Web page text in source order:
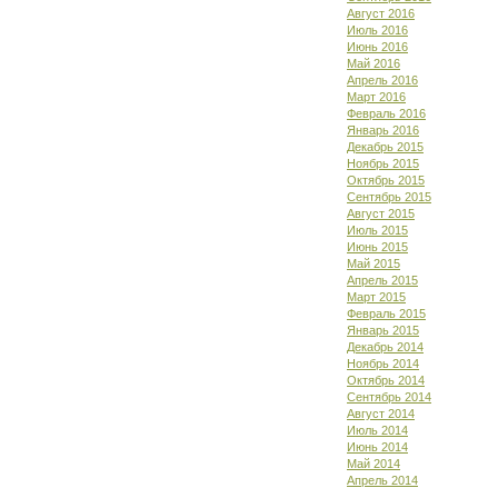
Август 2016
Июль 2016
Июнь 2016
Май 2016
Апрель 2016
Март 2016
Февраль 2016
Январь 2016
Декабрь 2015
Ноябрь 2015
Октябрь 2015
Сентябрь 2015
Август 2015
Июль 2015
Июнь 2015
Май 2015
Апрель 2015
Март 2015
Февраль 2015
Январь 2015
Декабрь 2014
Ноябрь 2014
Октябрь 2014
Сентябрь 2014
Август 2014
Июль 2014
Июнь 2014
Май 2014
Апрель 2014